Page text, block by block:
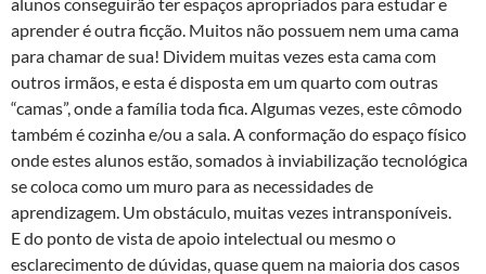
aprender é outra ficção. Muitos não possuem nem uma cama
para chamar de sua! Dividem muitas vezes esta cama com
outros irmãos, e esta é disposta em um quarto com outras
“camas”, onde a família toda fica. Algumas vezes, este cômodo
também é cozinha e/ou a sala. A conformação do espaço físico
onde estes alunos estão, somados à inviabilização tecnológica
se coloca como um muro para as necessidades de
aprendizagem. Um obstáculo, muitas vezes intransponíveis.
E do ponto de vista de apoio intelectual ou mesmo o
esclarecimento de dúvidas, quase quem na maioria dos casos